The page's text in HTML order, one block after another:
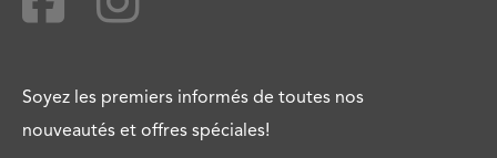
Soyez les premiers informés de toutes nos
nouveautés et offres spéciales!